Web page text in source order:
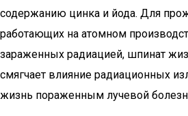
содержанию цинка и йода. Для
работающих на атомном
зараженных радиацией, шпинат
смягчает влияние радиационных
жизнь пораженным лучевой